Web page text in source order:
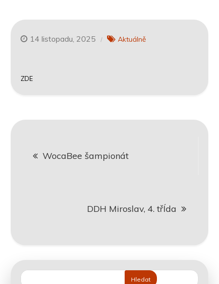
14 listopadu, 2025 Aktuálně
ZDE
proWocaBee šampionát
DDH Miroslav, 4. třÍda
Hledat